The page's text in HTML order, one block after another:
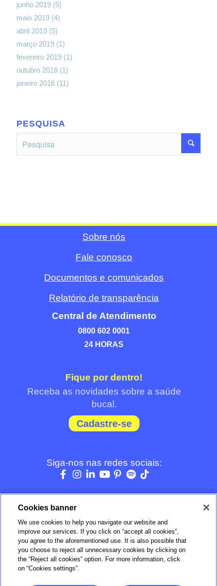
junho 2019(5)
maio 2019(4)
abril 2019(5)
março 2019(1)
fevereiro 2019(1)
outubro 2018(1)
janeiro 2016(11)
PESQUISA
Sobre nós
Fale conosco
Documentos e comunicados
Relatório de transparência
Central de Atendimento
0800 602 0001
24 HORAS
Fique por dentro!
Receba as novidades sobre a saúde
bucal.
Cadastre-se
Siga-nos nas redes sociais:
BOM
Verificada por
Cookies banner
We use cookies to help you navigate our website and
improve our services. If you click on “accept all cookies”,
you agree to the aforementioned use. It is also possible that
you choose to reject all unnecessary cookies by clicking on
the “Reject all cookies” option. For more information, click
on “Cookies settings”.